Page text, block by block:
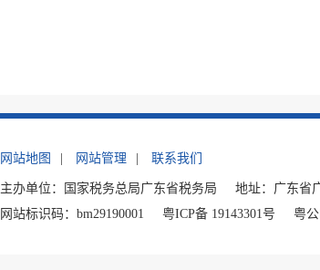
网站地图 网站管理 联系我们
主办单位：国家税务总局广东省税务局
地址：广东省
网站标识码：bm29190001
粤ICP备 19143301号 粤公